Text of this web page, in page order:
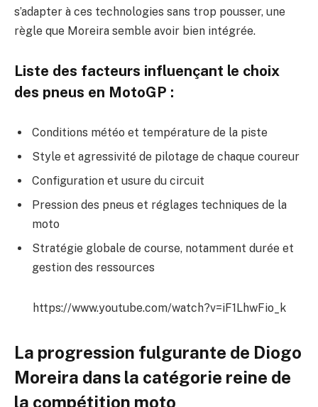
s’adapter à ces technologies sans trop pousser, une
règle que Moreira semble avoir bien intégrée.
Liste des facteurs influençant le choix
des pneus en MotoGP :
Conditions météo et température de la piste
Style et agressivité de pilotage de chaque coureur
Configuration et usure du circuit
Pression des pneus et réglages techniques de la
moto
Stratégie globale de course, notamment durée et
gestion des ressources
https://www.youtube.com/watch?v=iF1LhwFio_k
La progression fulgurante de Diogo
Moreira dans la catégorie reine de
la compétition moto